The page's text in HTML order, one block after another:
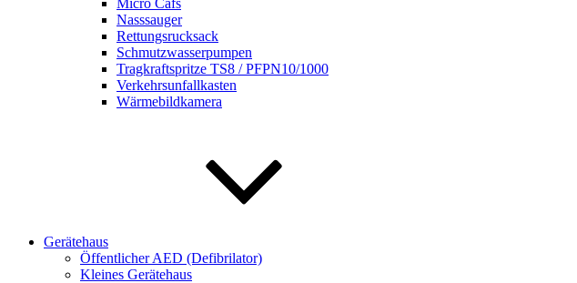
Micro Cafs
Nasssauger
Rettungsrucksack
Schmutzwasserpumpen
Tragkraftspritze TS8 / PFPN10/1000
Verkehrsunfallkasten
Wärmebildkamera
Gerätehaus
Öffentlicher AED (Defibrilator)
Kleines Gerätehaus